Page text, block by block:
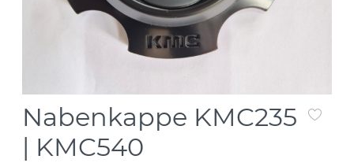
Nabenkappe KMC235
| KMC540